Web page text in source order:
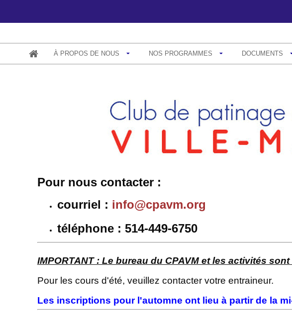
À PROPOS DE NOUS NOS PROGRAMMES DOCUMENTS
Pour nous contacter :
courriel : info@cpavm.org
téléphone : 514-449-6750
IMPORTANT : Le bureau du CPAVM et les activités
Pour les cours d'été, veuillez contacter votre entraineur.
Les inscriptions pour l'automne ont lieu à partir de la